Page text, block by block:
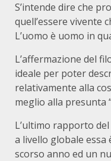
S’intende dire che
quell’essere vivente
L’uomo è uomo in
L’affermazione del
ideale per poter
relativamente alla
meglio alla presunta
L’ultimo rapporto
a livello globale
scorso anno ed un